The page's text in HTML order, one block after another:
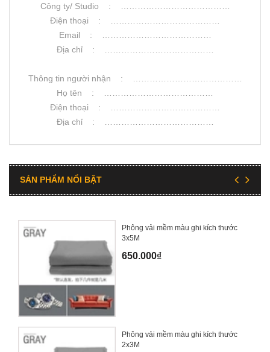
Công ty/ Studio : …………………………………
Điện thoại : …………………………………
Email : …………………………………
Địa chỉ : …………………………………
Thông tin người nhận : …………………………………
Họ tên : …………………………………
Điện thoại : …………………………………
Địa chỉ : …………………………………
SẢN PHẨM NỔI BẬT
Phông vải mềm màu ghi kích thước
3x5M
650.000₫
Phông vải mềm màu ghi kích thước
2x3M